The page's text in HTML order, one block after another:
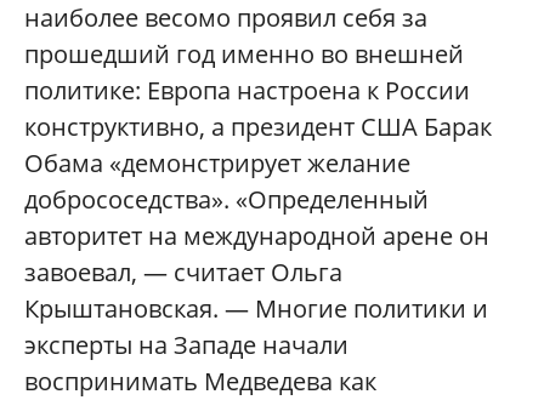
наиболее весомо проявил себя за
прошедший год именно во внешней
политике: Европа настроена к России
конструктивно, а президент США Барак
Обама «демонстрирует желание
добрососедства». «Определенный
авторитет на международной арене он
завоевал, — считает Ольга
Крыштановская. — Многие политики и
эксперты на Западе начали
воспринимать Медведева как